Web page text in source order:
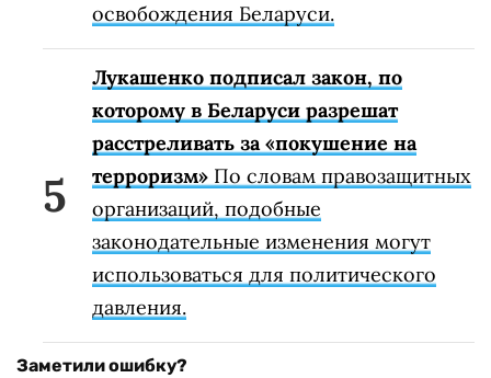
освобождения Беларуси.
Лукашенко подписал закон, по
которому в Беларуси разрешат
расстреливать за «покушение на
терроризм» По словам правозащитных
организаций, подобные
законодательные изменения могут
использоваться для политического
давления.
Заметили ошибку?